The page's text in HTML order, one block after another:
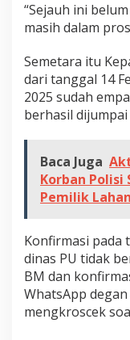
“Sejauh ini
masih dalam
Semetara itu
dari tanggal 14
2025 sudah
berhasil
Baca Juga
Korban Polisi
Pemilik Lahan
Konfirmasi pada
dinas PU tidak
BM dan
WhatsApp
mengkroscek